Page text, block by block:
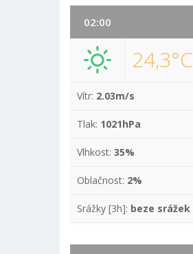
02:00
24,3°C
Vítr: 2.03m/s
Tlak: 1021hPa
Vlhkost: 35%
Oblačnost: 2%
Srážky [3h]: beze srážek